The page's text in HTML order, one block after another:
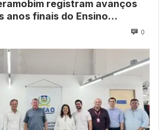
registram avanços
anos finais do Ensino
0